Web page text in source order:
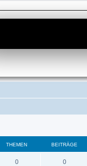
THEMEN BEITRÄGE
0 0